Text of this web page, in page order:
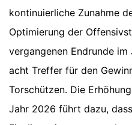
kontinuierliche Zunahme
Optimierung der
vergangenen Endrunde
acht Treffer für den
Torschützen. Die
Jahr 2026 führt dazu,